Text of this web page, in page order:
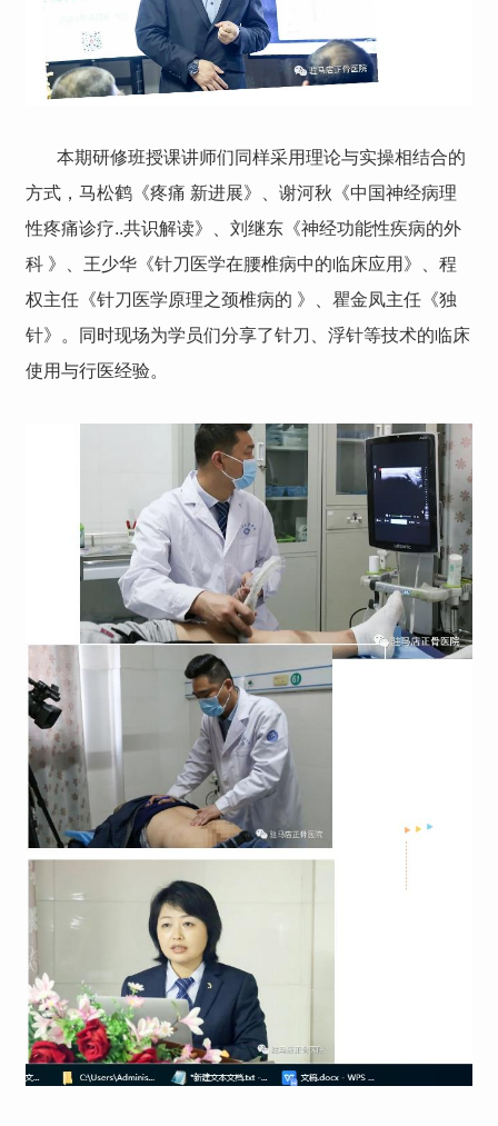
本期研修班授课讲师们同样采用理论与实操相结合的
方式，马松鹤《疼痛 新进展》、谢河秋《中国神经病理
性疼痛诊疗..共识解读》、刘继东《神经功能性疾病的外
科 》、王少华《针刀医学在腰椎病中的临床应用》、程
权主任《针刀医学原理之颈椎病的 》、瞿金凤主任《独
针》。同时现场为学员们分享了针刀、浮针等技术的临床
使用与行医经验。